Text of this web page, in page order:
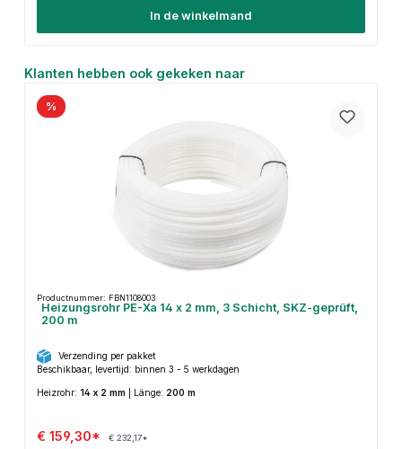
In de winkelmand
Productgalerij overslaan
Klanten hebben ook gekeken naar
%
Productnummer: FBN1108003
Heizungsrohr PE-Xa 14 x 2 mm, 3 Schicht, SKZ-geprüft,
200 m
Verzending per pakket
Beschikbaar, levertijd: binnen 3 - 5 werkdagen
Heizrohr: 14 x 2 mm Länge: 200 m
€ 159,30* € 232,17*